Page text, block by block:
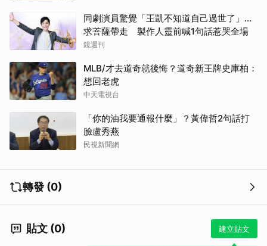
同劇演員驚覺「王凱不知道自己過世了」...
求菩薩帶走 製作人靈前喊1句話惹哭全場
鏡週刊
MLB/才去道奇就後悔？道奇新王牌史庫柏：
想回老虎
中天電視台
「你的油我要通報什麼」？黃偉哲2句話打
臉盧秀燕
民視新聞網
轉發 (0)
貼文 (0) 建立貼文